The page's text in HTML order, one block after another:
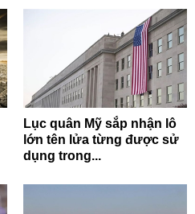
Lục quân Mỹ sắp nhận lô
lớn tên lửa từng được sử
dụng trong...